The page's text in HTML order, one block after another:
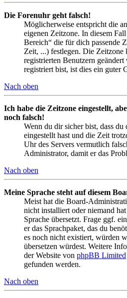
Die Forenuhr geht falsch!
Möglicherweise entspricht die
eigenen Zeitzone. In diesem
Bereich“ die für dich passende
Zeit, ...) festlegen. Die Zeitzone
registrierten Benutzern
registriert bist, ist dies ein guter
Nach oben
Ich habe die Zeitzone eingestellt,
noch falsch!
Wenn du dir sicher bist, dass
eingestellt hast und die Zeit
Uhr des Servers vermutlich
Administrator, damit er das
Nach oben
Meine Sprache steht auf diesem
Meist hat die Board-
nicht installiert oder niemand
Sprache übersetzt. Frage ggf.
er das Sprachpaket, das du
es noch nicht existiert, würden
übersetzen würdest. Weitere
der Website von phpBB Limited
gefunden werden.
Nach oben